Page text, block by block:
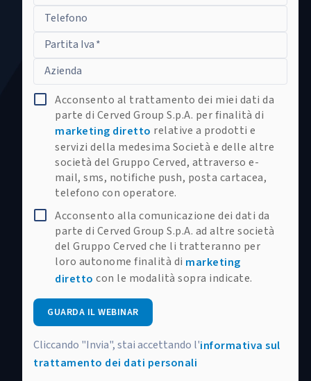
Telefono
Partita Iva*
Azienda
Acconsento al trattamento dei miei dati da
parte di Cerved Group S.p.A. per finalità di
marketing diretto relative a prodotti e
servizi della medesima Società e delle altre
società del Gruppo Cerved, attraverso e-
mail, sms, notifiche push, posta cartacea,
telefono con operatore.
Acconsento alla comunicazione dei dati da
parte di Cerved Group S.p.A. ad altre società
del Gruppo Cerved che li tratteranno per
loro autonome finalità di marketing
diretto con le modalità sopra indicate.
GUARDA IL WEBINAR
Cliccando "Invia", stai accettando l'informativa sul
trattamento dei dati personali